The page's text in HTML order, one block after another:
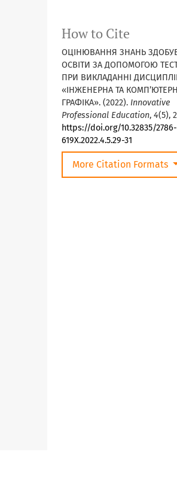
How to Cite
ОЦІНЮВАННЯ ЗНАНЬ
ОСВІТИ ЗА ДОПОМОГОЮ
ПРИ ВИКЛАДАННІ
«ІНЖЕНЕРНА ТА
ГРАФІКА». (2022). Innovative
Professional Education, 4(5),
https://doi.org/10.32835/2786-
619X.2022.4.5.29-31
More Citation Formats